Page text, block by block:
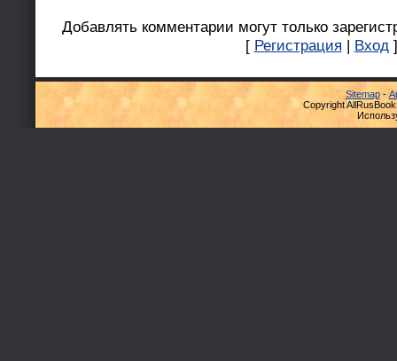
Добавлять комментарии могут только
[ Регистрация | Вход ]
Sitemap-
Copyright